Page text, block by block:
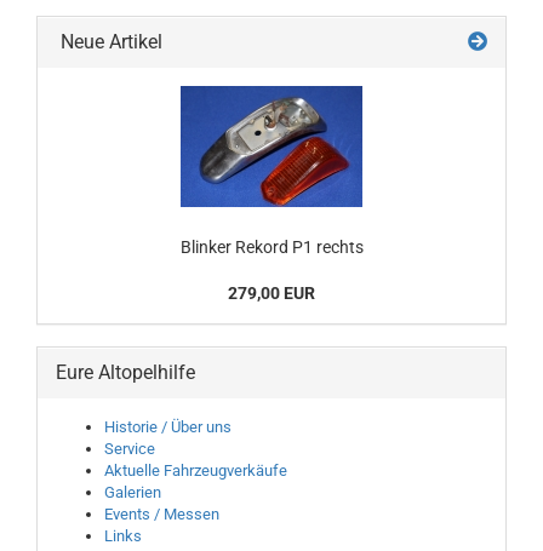
Neue Artikel
Blinker Rekord P1 rechts
279,00 EUR
Eure Altopelhilfe
Historie / Über uns
Service
Aktuelle Fahrzeugverkäufe
Galerien
Events / Messen
Links